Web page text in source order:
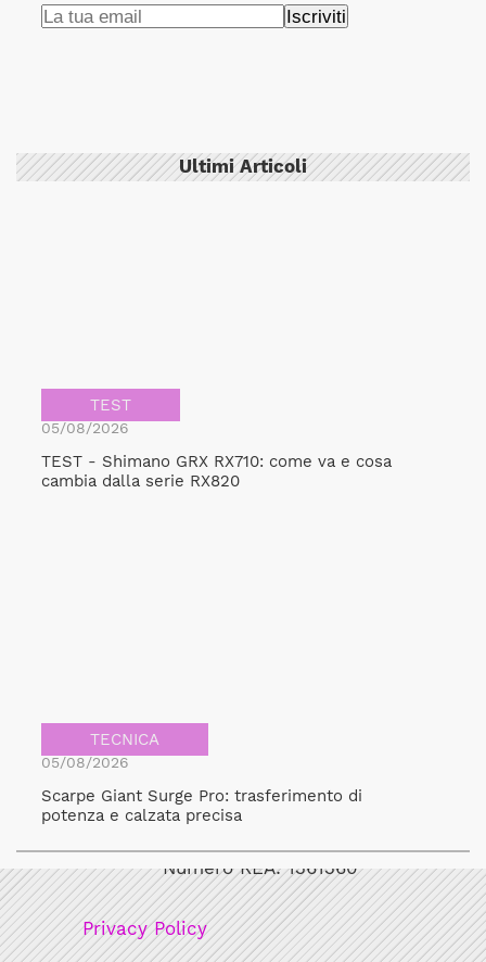
Ultimi Articoli
TEST
05/08/2026
TEST - Shimano GRX RX710: come va e cosa
cambia dalla serie RX820
TECNICA
05/08/2026
Scarpe Giant Surge Pro: trasferimento di
potenza e calzata precisa
Bicicult srl
Numero REA: 1361360
Privacy Policy